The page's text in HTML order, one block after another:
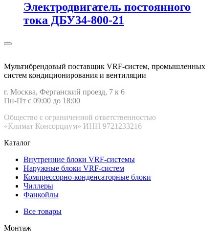
Электродвигатель постоянного
тока ДБУ34‑800‑21
Мультибрендовый поставщик VRF-cистем, промышленных
систем кондиционирования и вентиляции
г. Москва, Ферганский проезд, 7 к 6
Пн-Пт с 09:00 до 18:00
Общество с ограниченной ответственностью
«Климат Консорциум» ИНН 9721233216
Каталог
Внутренние блоки VRF-cистемы
Наружные блоки VRF-cистем
Компрессорно-конденсаторные блоки
Чиллеры
Фанкойлы
Все товары
Монтаж